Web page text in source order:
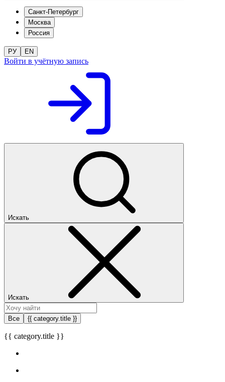
Санкт-Петербург
Москва
Россия
РУ EN
Войти в учётную запись
Искать
Искать
Все {{ category.title }}
{{ category.title }}